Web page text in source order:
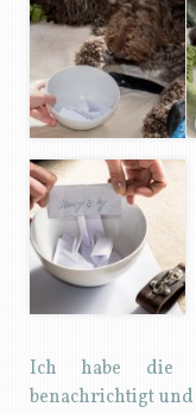
Ich habe die
benachrichtigt